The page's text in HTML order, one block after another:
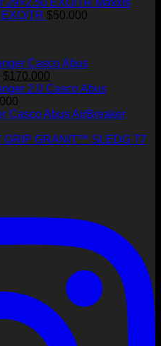
Maxxis
TR $50.000
Casco Abus
El
precio
original
era:
$170.000
precio
es:
Casco Abus
Casco Abus AirBreaker
GRANIT™ SLEDG 77